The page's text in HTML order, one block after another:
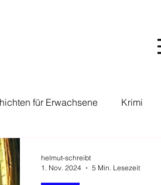
für Erwachsene Krimi
helmut-schreibt
1. Nov. 2024
5 Min. Lesezeit